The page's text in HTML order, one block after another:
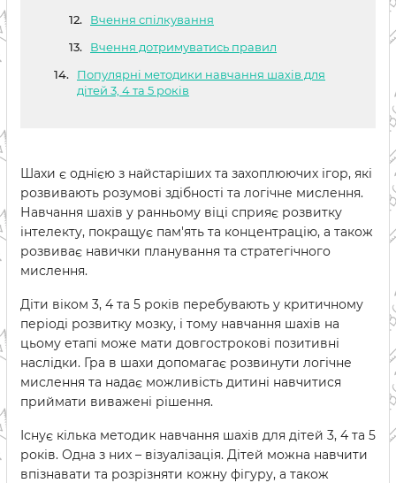
Вчення спілкування
Вчення дотримуватись правил
Популярні методики навчання шахів для
дітей 3, 4 та 5 років
Шахи є однією з найстаріших та захоплюючих ігор, які
розвивають розумові здібності та логічне мислення.
Навчання шахів у ранньому віці сприяє розвитку
інтелекту, покращує пам'ять та концентрацію, а також
розвиває навички планування та стратегічного
мислення.
Діти віком 3, 4 та 5 років перебувають у критичному
періоді розвитку мозку, і тому навчання шахів на
цьому етапі може мати довгострокові позитивні
наслідки. Гра в шахи допомагає розвинути логічне
мислення та надає можливість дитині навчитися
приймати виважені рішення.
Існує кілька методик навчання шахів для дітей 3, 4 та 5
років. Одна з них – візуалізація. Дітей можна навчити
впізнавати та розрізняти кожну фігуру, а також